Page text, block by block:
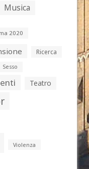
Musica
2020
Ricerca
Sesso
Teatro
Violenza